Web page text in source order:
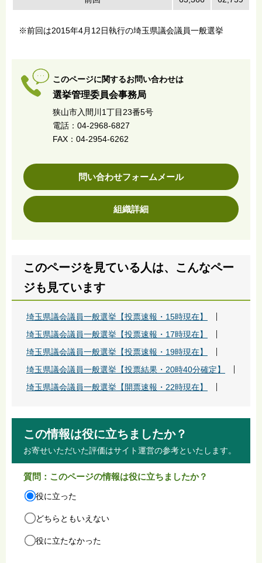
※前回は2015年4月12日執行の埼玉県議会議員一般選挙
このページに関するお問い合わせは
選挙管理委員会事務局
狭山市入間川1丁目23番5号
電話：04-2968-6827
FAX：04-2954-6262
問い合わせフォームメール
組織詳細
このページを見ている人は、こんなペー
ジも見ています
埼玉県議会議員一般選挙【投票速報・15時現在】
埼玉県議会議員一般選挙【投票速報・17時現在】
埼玉県議会議員一般選挙【投票速報・19時現在】
埼玉県議会議員一般選挙【投票結果・20時40分確定】
埼玉県議会議員一般選挙【開票速報・22時現在】
この情報は役に立ちましたか？
お寄せいただいた評価はサイト運営の参考といたします。
質問：このページの情報は役に立ちましたか？
役に立った
どちらともいえない
役に立たなかった